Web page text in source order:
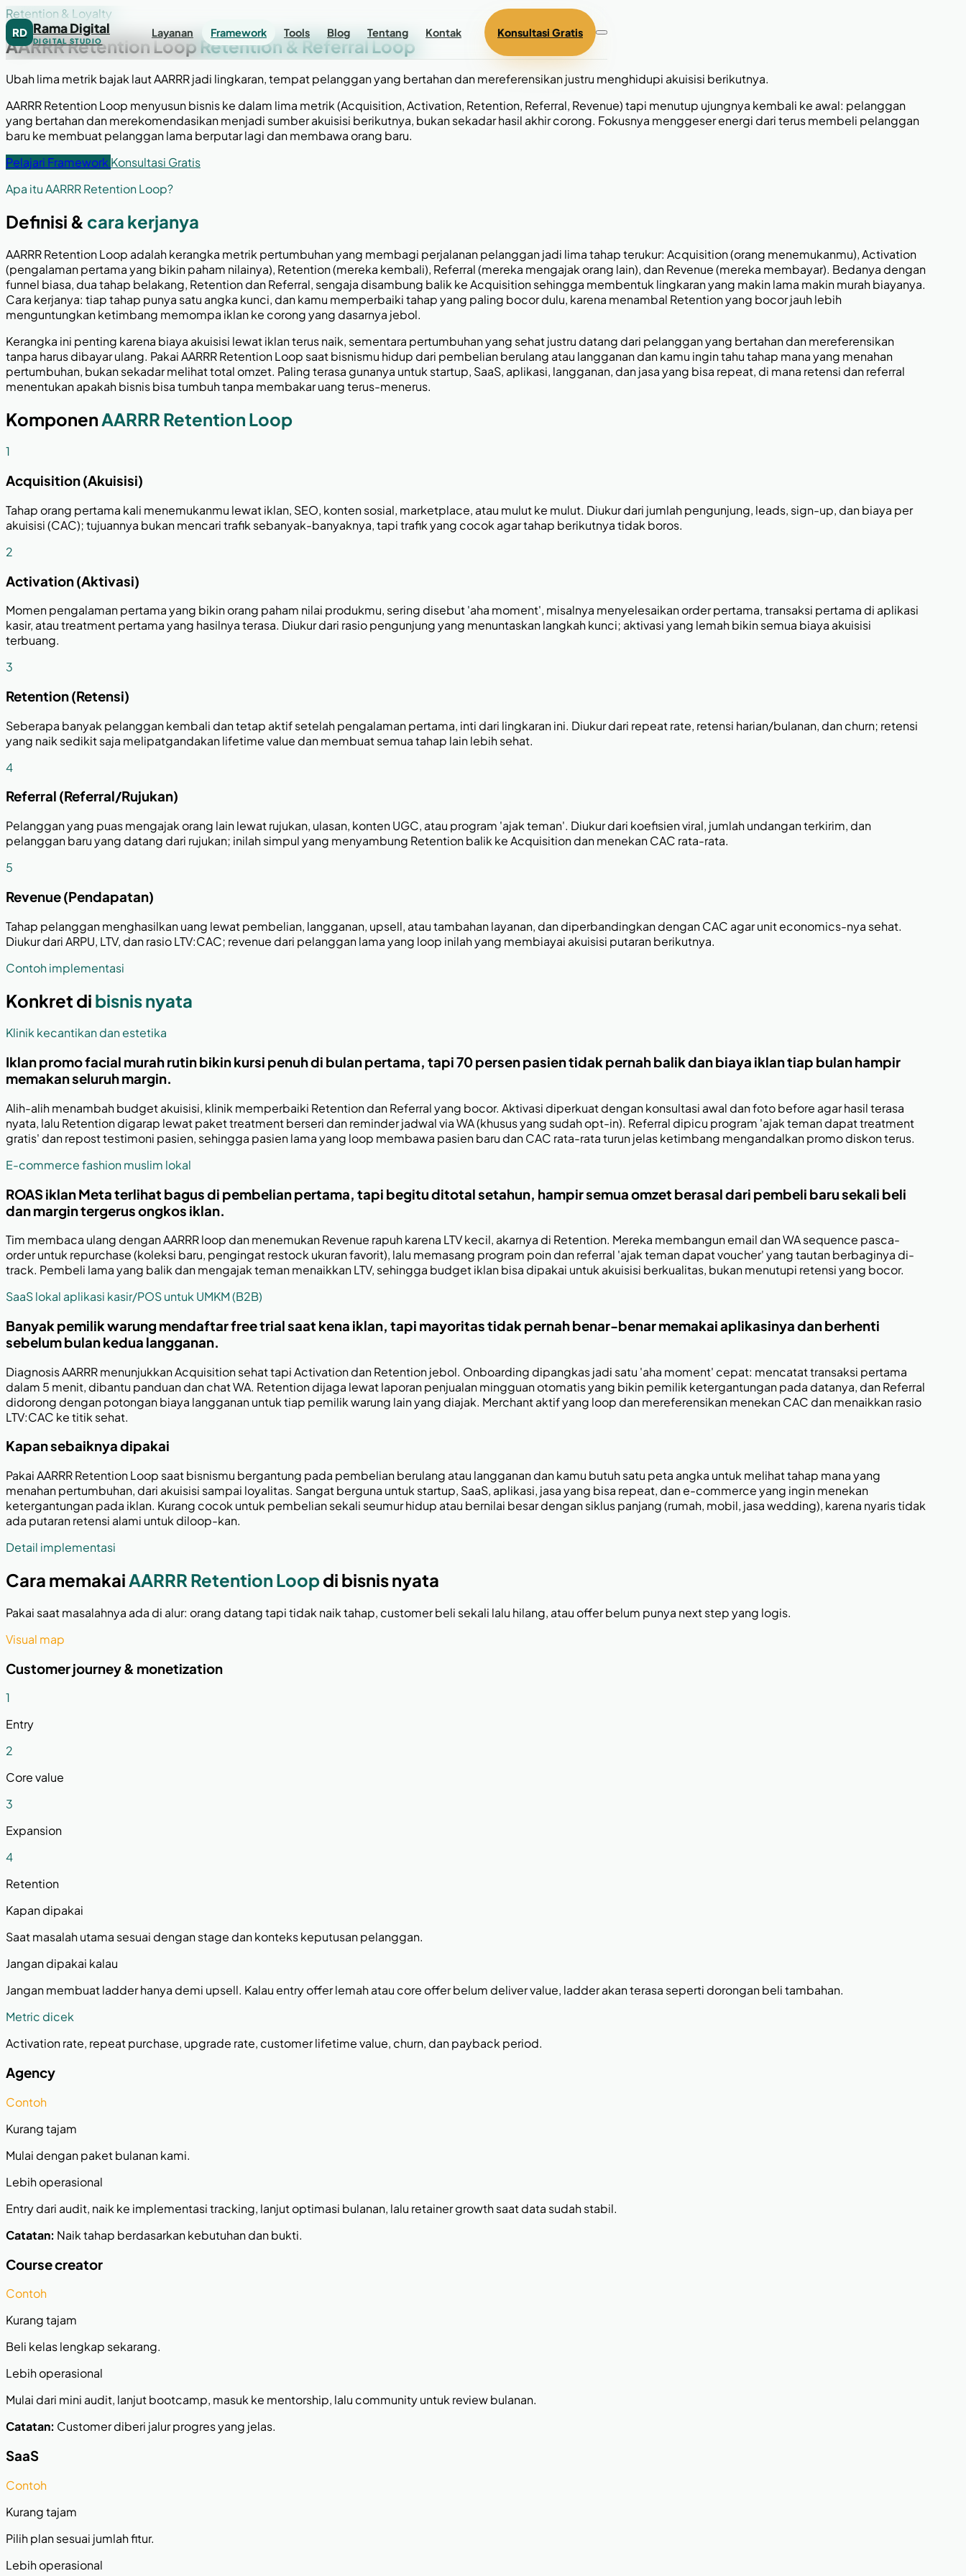
RD Rama Digital
DIGITAL STUDIO
Layanan Framework Tools Blog Tentang Kontak Konsultasi Gratis
Retention & Loyalty
AARRR Retention Loop Retention & Referral Loop
Ubah lima metrik bajak laut AARRR jadi lingkaran, tempat pelanggan yang bertahan dan mereferensikan justru menghidupi akuisisi berikutnya.
AARRR Retention Loop menyusun bisnis ke dalam lima metrik (Acquisition, Activation, Retention, Referral, Revenue) tapi menutup ujungnya kembali ke awal: pelanggan
yang bertahan dan merekomendasikan menjadi sumber akuisisi berikutnya, bukan sekadar hasil akhir corong. Fokusnya menggeser energi dari terus membeli pelanggan
baru ke membuat pelanggan lama berputar lagi dan membawa orang baru.
Pelajari Framework Konsultasi Gratis
Apa itu AARRR Retention Loop?
Definisi & cara kerjanya
AARRR Retention Loop adalah kerangka metrik pertumbuhan yang membagi perjalanan pelanggan jadi lima tahap terukur: Acquisition (orang menemukanmu), Activation
(pengalaman pertama yang bikin paham nilainya), Retention (mereka kembali), Referral (mereka mengajak orang lain), dan Revenue (mereka membayar). Bedanya dengan
funnel biasa, dua tahap belakang, Retention dan Referral, sengaja disambung balik ke Acquisition sehingga membentuk lingkaran yang makin lama makin murah biayanya.
Cara kerjanya: tiap tahap punya satu angka kunci, dan kamu memperbaiki tahap yang paling bocor dulu, karena menambal Retention yang bocor jauh lebih
menguntungkan ketimbang memompa iklan ke corong yang dasarnya jebol.
Kerangka ini penting karena biaya akuisisi lewat iklan terus naik, sementara pertumbuhan yang sehat justru datang dari pelanggan yang bertahan dan mereferensikan
tanpa harus dibayar ulang. Pakai AARRR Retention Loop saat bisnismu hidup dari pembelian berulang atau langganan dan kamu ingin tahu tahap mana yang menahan
pertumbuhan, bukan sekadar melihat total omzet. Paling terasa gunanya untuk startup, SaaS, aplikasi, langganan, dan jasa yang bisa repeat, di mana retensi dan referral
menentukan apakah bisnis bisa tumbuh tanpa membakar uang terus-menerus.
Komponen AARRR Retention Loop
1
Acquisition (Akuisisi)
Tahap orang pertama kali menemukanmu lewat iklan, SEO, konten sosial, marketplace, atau mulut ke mulut. Diukur dari jumlah pengunjung, leads, sign-up, dan biaya per
akuisisi (CAC); tujuannya bukan mencari trafik sebanyak-banyaknya, tapi trafik yang cocok agar tahap berikutnya tidak boros.
2
Activation (Aktivasi)
Momen pengalaman pertama yang bikin orang paham nilai produkmu, sering disebut 'aha moment', misalnya menyelesaikan order pertama, transaksi pertama di aplikasi
kasir, atau treatment pertama yang hasilnya terasa. Diukur dari rasio pengunjung yang menuntaskan langkah kunci; aktivasi yang lemah bikin semua biaya akuisisi
terbuang.
3
Retention (Retensi)
Seberapa banyak pelanggan kembali dan tetap aktif setelah pengalaman pertama, inti dari lingkaran ini. Diukur dari repeat rate, retensi harian/bulanan, dan churn; retensi
yang naik sedikit saja melipatgandakan lifetime value dan membuat semua tahap lain lebih sehat.
4
Referral (Referral/Rujukan)
Pelanggan yang puas mengajak orang lain lewat rujukan, ulasan, konten UGC, atau program 'ajak teman'. Diukur dari koefisien viral, jumlah undangan terkirim, dan
pelanggan baru yang datang dari rujukan; inilah simpul yang menyambung Retention balik ke Acquisition dan menekan CAC rata-rata.
5
Revenue (Pendapatan)
Tahap pelanggan menghasilkan uang lewat pembelian, langganan, upsell, atau tambahan layanan, dan diperbandingkan dengan CAC agar unit economics-nya sehat.
Diukur dari ARPU, LTV, dan rasio LTV:CAC; revenue dari pelanggan lama yang loop inilah yang membiayai akuisisi putaran berikutnya.
Contoh implementasi
Konkret di bisnis nyata
Klinik kecantikan dan estetika
Iklan promo facial murah rutin bikin kursi penuh di bulan pertama, tapi 70 persen pasien tidak pernah balik dan biaya iklan tiap bulan hampir
memakan seluruh margin.
Alih-alih menambah budget akuisisi, klinik memperbaiki Retention dan Referral yang bocor. Aktivasi diperkuat dengan konsultasi awal dan foto before agar hasil terasa
nyata, lalu Retention digarap lewat paket treatment berseri dan reminder jadwal via WA (khusus yang sudah opt-in). Referral dipicu program 'ajak teman dapat treatment
gratis' dan repost testimoni pasien, sehingga pasien lama yang loop membawa pasien baru dan CAC rata-rata turun jelas ketimbang mengandalkan promo diskon terus.
E-commerce fashion muslim lokal
ROAS iklan Meta terlihat bagus di pembelian pertama, tapi begitu ditotal setahun, hampir semua omzet berasal dari pembeli baru sekali beli
dan margin tergerus ongkos iklan.
Tim membaca ulang dengan AARRR loop dan menemukan Revenue rapuh karena LTV kecil, akarnya di Retention. Mereka membangun email dan WA sequence pasca-
order untuk repurchase (koleksi baru, pengingat restock ukuran favorit), lalu memasang program poin dan referral 'ajak teman dapat voucher' yang tautan berbaginya di-
track. Pembeli lama yang balik dan mengajak teman menaikkan LTV, sehingga budget iklan bisa dipakai untuk akuisisi berkualitas, bukan menutupi retensi yang bocor.
SaaS lokal aplikasi kasir/POS untuk UMKM (B2B)
Banyak pemilik warung mendaftar free trial saat kena iklan, tapi mayoritas tidak pernah benar-benar memakai aplikasinya dan berhenti
sebelum bulan kedua langganan.
Diagnosis AARRR menunjukkan Acquisition sehat tapi Activation dan Retention jebol. Onboarding dipangkas jadi satu 'aha moment' cepat: mencatat transaksi pertama
dalam 5 menit, dibantu panduan dan chat WA. Retention dijaga lewat laporan penjualan mingguan otomatis yang bikin pemilik ketergantungan pada datanya, dan Referral
didorong dengan potongan biaya langganan untuk tiap pemilik warung lain yang diajak. Merchant aktif yang loop dan mereferensikan menekan CAC dan menaikkan rasio
LTV:CAC ke titik sehat.
Kapan sebaiknya dipakai
Pakai AARRR Retention Loop saat bisnismu bergantung pada pembelian berulang atau langganan dan kamu butuh satu peta angka untuk melihat tahap mana yang
menahan pertumbuhan, dari akuisisi sampai loyalitas. Sangat berguna untuk startup, SaaS, aplikasi, jasa yang bisa repeat, dan e-commerce yang ingin menekan
ketergantungan pada iklan. Kurang cocok untuk pembelian sekali seumur hidup atau bernilai besar dengan siklus panjang (rumah, mobil, jasa wedding), karena nyaris tidak
ada putaran retensi alami untuk diloop-kan.
Detail implementasi
Cara memakaiAARRR Retention Loopdi bisnis nyata
Pakai saat masalahnya ada di alur: orang datang tapi tidak naik tahap, customer beli sekali lalu hilang, atau offer belum punya next step yang logis.
Visual map
Customer journey & monetization
1
Entry
2
Core value
3
Expansion
4
Retention
Kapan dipakai
Saat masalah utama sesuai dengan stage dan konteks keputusan pelanggan.
Jangan dipakai kalau
Jangan membuat ladder hanya demi upsell. Kalau entry offer lemah atau core offer belum deliver value, ladder akan terasa seperti dorongan beli tambahan.
Metric dicek
Activation rate, repeat purchase, upgrade rate, customer lifetime value, churn, dan payback period.
Agency
Contoh
Kurang tajam
Mulai dengan paket bulanan kami.
Lebih operasional
Entry dari audit, naik ke implementasi tracking, lanjut optimasi bulanan, lalu retainer growth saat data sudah stabil.
Catatan: Naik tahap berdasarkan kebutuhan dan bukti.
Course creator
Contoh
Kurang tajam
Beli kelas lengkap sekarang.
Lebih operasional
Mulai dari mini audit, lanjut bootcamp, masuk ke mentorship, lalu community untuk review bulanan.
Catatan: Customer diberi jalur progres yang jelas.
SaaS
Contoh
Kurang tajam
Pilih plan sesuai jumlah fitur.
Lebih operasional